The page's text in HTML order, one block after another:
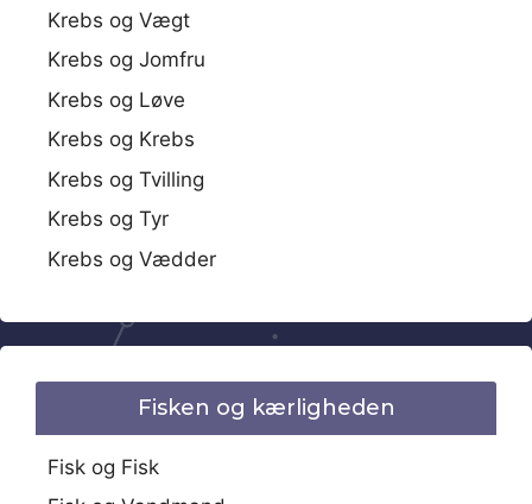
Krebs og Vægt
Krebs og Jomfru
Krebs og Løve
Krebs og Krebs
Krebs og Tvilling
Krebs og Tyr
Krebs og Vædder
Fisken og kærligheden
Fisk og Fisk